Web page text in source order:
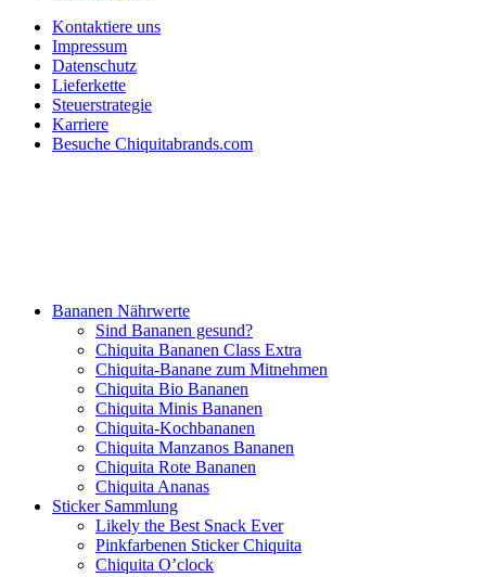
Kontaktiere uns
Impressum
Datenschutz
Lieferkette
Steuerstrategie
Karriere
Besuche Chiquitabrands.com
Bananen Nährwerte
Sind Bananen gesund?
Chiquita Bananen Class Extra
Chiquita-Banane zum Mitnehmen
Chiquita Bio Bananen
Chiquita Minis Bananen
Chiquita-Kochbananen
Chiquita Manzanos Bananen
Chiquita Rote Bananen
Chiquita Ananas
Sticker Sammlung
Likely the Best Snack Ever
Pinkfarbenen Sticker Chiquita
Chiquita O’clock